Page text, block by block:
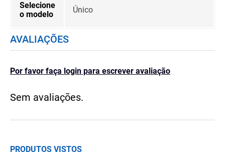
Selecione
o modelo
Único
AVALIAÇÕES
Por favor faça login para escrever avaliação
Sem avaliações.
PRODUTOS VISTOS